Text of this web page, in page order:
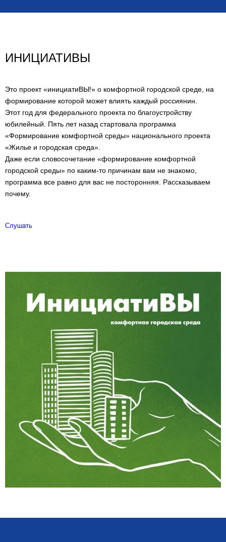
ИНИЦИАТИВЫ
Это проект «инициатиВЫ!» о комфортной городской среде, на
формирование которой может влиять каждый россиянин.
Этот год для федерального проекта по благоустройству
юбилейный. Пять лет назад стартовала программа
«Формирование комфортной среды» национального проекта
«Жилье и городская среда».
Даже если словосочетание «формирование комфортной
городской среды» по каким-то причинам вам не знакомо,
программа все равно для вас не посторонняя. Рассказываем
почему.
Слушать